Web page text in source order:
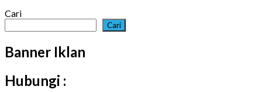
Cari
Cari
Banner Iklan
Hubungi :